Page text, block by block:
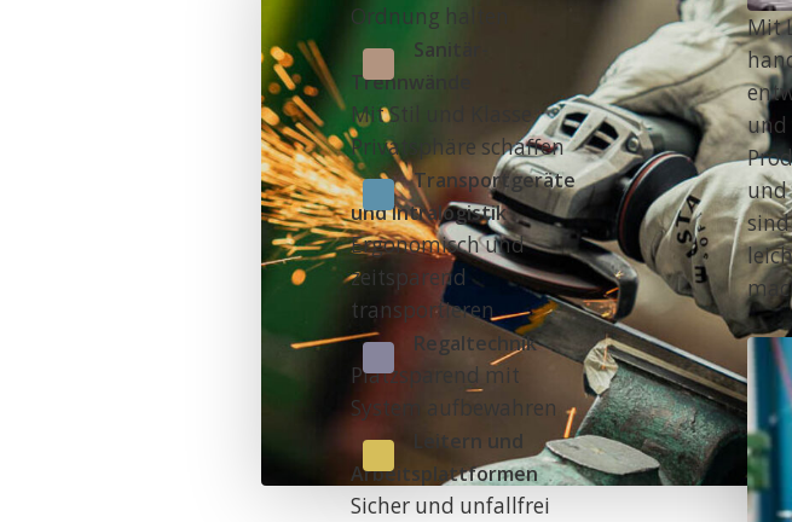
Ordnung halten
Sanitär-
Trennwände
Mit Stil und Klasse
Privatsphäre schaffen
Transportgeräte
und Intralogistik
Ergonomisch und
zeitsparend
transportieren
Regaltechnik
Platzsparend mit
System aufbewahren
Leitern und
Arbeitsplattformen
Sicher und unfallfrei
Mit
und